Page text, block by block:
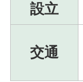
設立
交通